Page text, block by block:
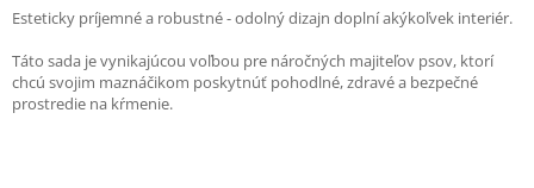
Esteticky príjemné a robustné - odolný dizajn doplní akýkoľvek interiér.
Táto sada je vynikajúcou voľbou pre náročných majiteľov psov, ktorí
chcú svojim maznáčikom poskytnúť pohodlné, zdravé a bezpečné
prostredie na kŕmenie.